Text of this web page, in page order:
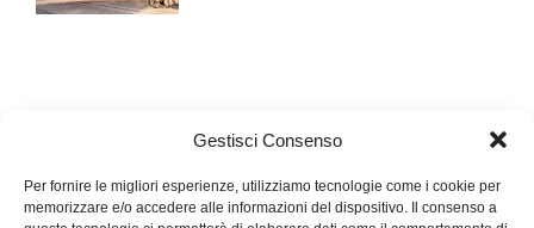
Gestisci Consenso
Per fornire le migliori esperienze, utilizziamo tecnologie come i cookie per
memorizzare e/o accedere alle informazioni del dispositivo. Il consenso a